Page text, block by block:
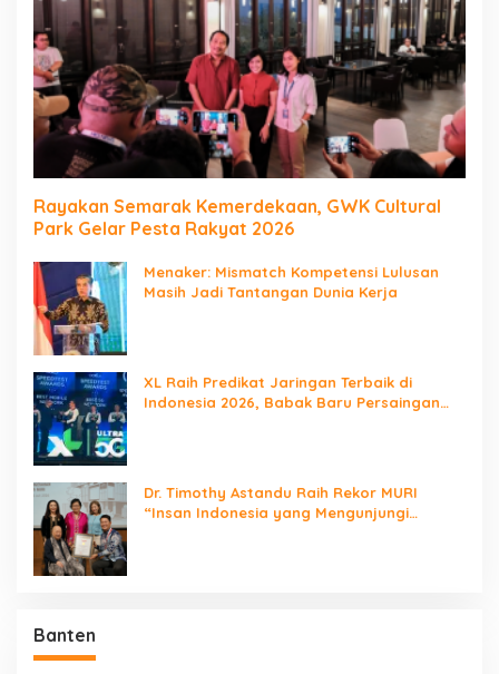
Rayakan Semarak Kemerdekaan, GWK Cultural
Park Gelar Pesta Rakyat 2026
Menaker: Mismatch Kompetensi Lulusan
Masih Jadi Tantangan Dunia Kerja
XL Raih Predikat Jaringan Terbaik di
Indonesia 2026, Babak Baru Persaingan
Dr. Timothy Astandu Raih Rekor MURI
“Insan Indonesia yang Mengunjungi
Banten